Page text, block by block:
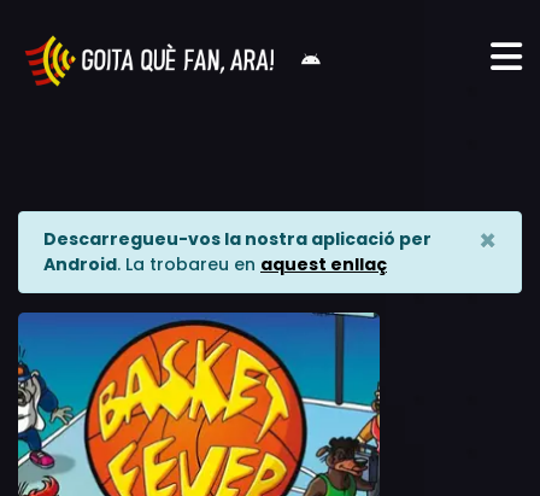
Descarregueu-vos la nostra aplicació per
Android. La trobareu en aquest enllaç
×